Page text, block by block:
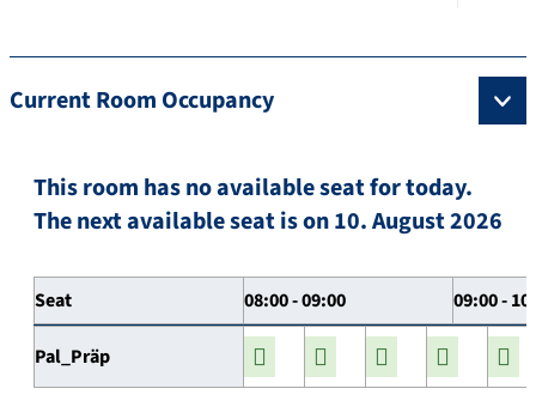
Current Room Occupancy
This room has no available seat for today.
The next available seat is on 10. August 2026
Seat 08:00 - 09:00 09:00 -
Pal_Präp